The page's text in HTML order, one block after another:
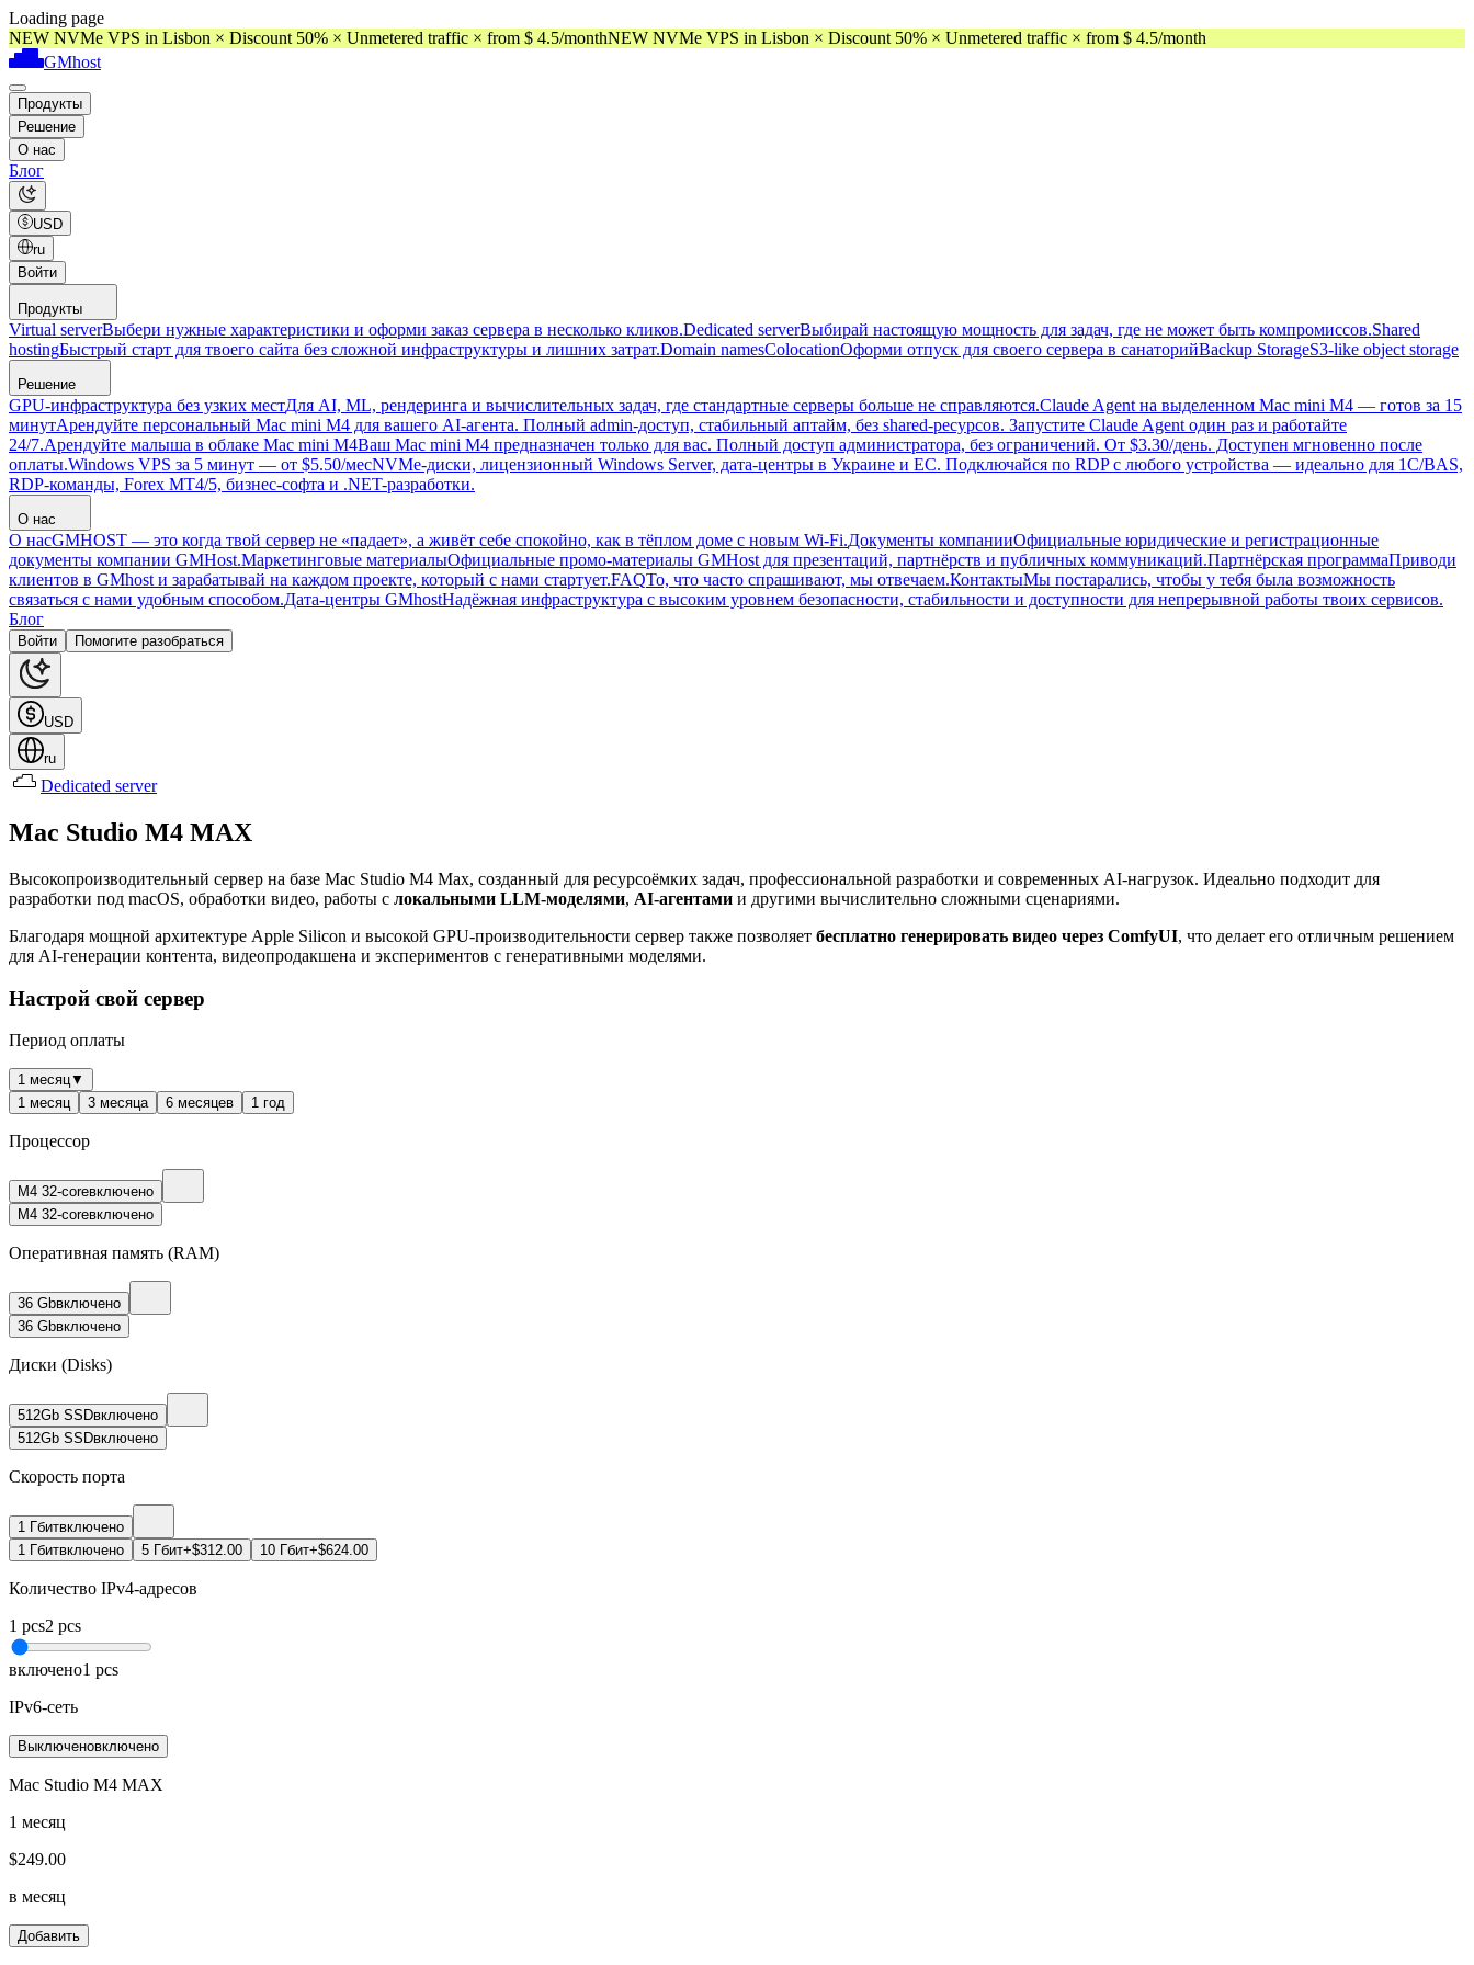
Loading page
NEW NVMe VPS in Lisbon × Discount 50% × Unmetered traffic × from $ 4.5/monthNEW NVMe VPS in Lisbon × Discount 50% × Unmetered traffic × from $ 4.5/month
GMhost
Продукты
Решение
О нас
Блог
USD
ru
Войти
Продукты
Virtual serverВыбери нужные характеристики и оформи заказ сервера в несколько кликов.Dedicated serverВыбирай настоящую мощность для задач, где не может быть компромиссов.Shared
hostingБыстрый старт для твоего сайта без сложной инфраструктуры и лишних затрат.Domain namesColocationОформи отпуск для своего сервера в санаторийBackup StorageS3-like object storage
Решение
GPU-инфраструктура без узких местДля AI, ML, рендеринга и вычислительных задач, где стандартные серверы больше не справляются.Claude Agent на выделенном Mac mini M4 — готов за 15
минутАрендуйте персональный Mac mini M4 для вашего AI-агента. Полный admin-доступ, стабильный аптайм, без shared-ресурсов. Запустите Claude Agent один раз и работайте
24/7.Арендуйте малыша в облаке Mac mini M4Ваш Mac mini M4 предназначен только для вас. Полный доступ администратора, без ограничений. От $3.30/день. Доступен мгновенно после
оплаты.Windows VPS за 5 минут — от $5.50/месNVMe-диски, лицензионный Windows Server, дата-центры в Украине и ЕС. Подключайся по RDP с любого устройства — идеально для 1С/BAS,
RDP-команды, Forex MT4/5, бизнес-софта и .NET-разработки.
О нас
О насGMHOST — это когда твой сервер не «падает», а живёт себе спокойно, как в тёплом доме с новым Wi-Fi.Документы компанииОфициальные юридические и регистрационные
документы компании GMHost.Маркетинговые материалыОфициальные промо-материалы GMHost для презентаций, партнёрств и публичных коммуникаций.Партнёрская программаПриводи
клиентов в GMhost и зарабатывай на каждом проекте, который с нами стартует.FAQТо, что часто спрашивают, мы отвечаем.КонтактыМы постарались, чтобы у тебя была возможность
связаться с нами удобным способом.Дата-центры GMhostНадёжная инфраструктура с высоким уровнем безопасности, стабильности и доступности для непрерывной работы твоих сервисов.
Блог
Войти Помогите разобраться
USD
ru
Dedicated server
Mac Studio M4 MAX
Высокопроизводительный сервер на базе Mac Studio M4 Max, созданный для ресурсоёмких задач, профессиональной разработки и современных AI-нагрузок. Идеально подходит для
разработки под macOS, обработки видео, работы с локальными LLM-моделями, AI-агентами и другими вычислительно сложными сценариями.
Благодаря мощной архитектуре Apple Silicon и высокой GPU-производительности сервер также позволяет бесплатно генерировать видео через ComfyUI, что делает его отличным решением
для AI-генерации контента, видеопродакшена и экспериментов с генеративными моделями.
Настрой свой сервер
Период оплаты
1 месяц▼
1 месяц
3 месяца 6 месяцев 1 год
Процессор
M4 32-coreвключено
M4 32-coreвключено
Оперативная память (RAM)
36 Gbвключено
36 Gbвключено
Диски (Disks)
512Gb SSDвключено
512Gb SSDвключено
Скорость порта
1 Гбитвключено
1 Гбитвключено 5 Гбит+$312.00 10 Гбит+$624.00
Количество IPv4-адресов
1 pcs2 pcs
включено1 pcs
IPv6-сеть
Выключеновключено
Mac Studio M4 MAX
1 месяц
$249.00
в месяц
Добавить